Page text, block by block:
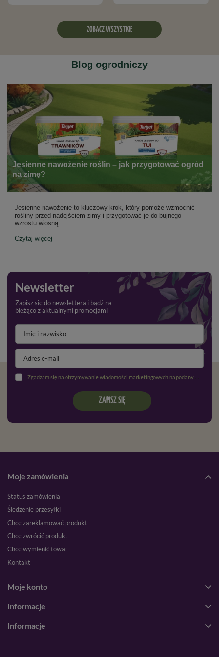
ZOBACZ WSZYSTKIE
Blog ogrodniczy
Jesienne nawożenie roślin – jak przygotować ogród
na zimę?
Jesienne nawożenie to kluczowy krok, który pomoże wzmocnić
rośliny przed nadejściem zimy i przygotować je do bujnego
wzrostu wiosną.
Czytaj więcej
Newsletter
Zapisz się do newslettera i bądź na
bieżąco z aktualnymi promocjami
Zgadzam się na otrzymywanie wiadomości marketingowych na podany adres e-mail oraz przetwarzanie danych osobowych zgodnie z
ZAPISZ SIĘ
Moje zamówienia
Status zamówienia
Śledzenie przesyłki
Chcę zareklamować produkt
Chcę zwrócić produkt
Chcę wymienić towar
Kontakt
Moje konto
Informacje
Informacje